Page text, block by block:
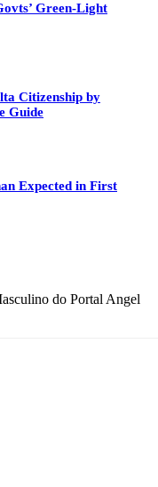
Green-Light
Citizenship by
Guide
Expected in First
do Portal Angel